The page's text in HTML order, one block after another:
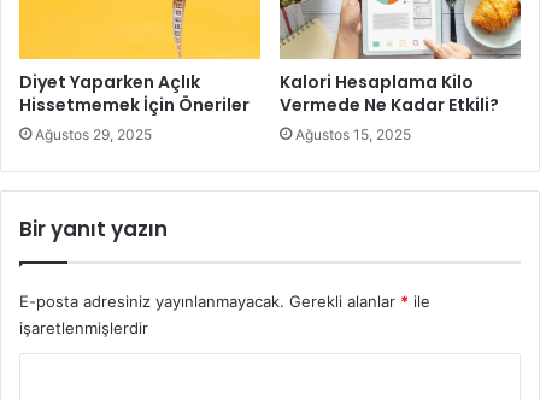
Kilo Vermek İçin 5 Anahtar İpucu
Metabolizmayı Öldüren Yiyecekleri Hayatınızdan Çıkarın:
Nasıl hızlı ve kolay kilo vermeyi öğrenmek söz konusu
Diyet Yaparken Açlık
Hissetmemek İçin Öneriler
Ağustos 29, 2025
Kalori Hesaplama Kilo
Vermede Ne Kadar Etkili?
Ağustos 15, 2025
Bir yanıt yazın
E-posta adresiniz yayınlanmayacak. Gerekli alanlar * ile
işaretlenmişlerdir